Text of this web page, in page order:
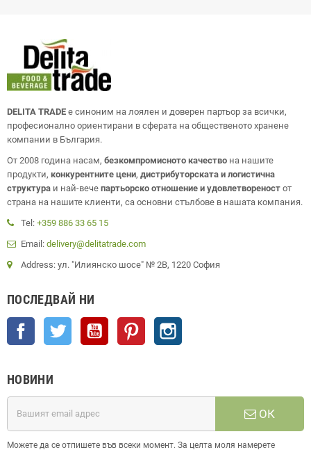
DELITA TRADE е синоним на лоялен и доверен партьор за всички,
професионално ориентирани в сферата на общественото хранене
компании в България.
От 2008 година насам, безкомпромисното качество на нашите
продукти, конкурентните цени, дистрибуторската и логистична
структура и най-вече партьорско отношение и удовлетвореност от
страна на нашите клиенти, са основни стълбове в нашата компания.
Tel: +359 886 33 65 15
Email: delivery@delitatrade.com
Address: ул. "Илиянско шосе" № 2В, 1220 София
ПОСЛЕДВАЙ НИ
Facebook Twitter YouTube Pinterest
НОВИНИ
ОК
Можете да се отпишете във всеки момент. За целта моля намерете